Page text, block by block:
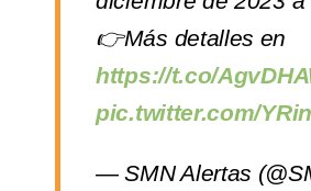
👉Más detalles en
https://t.co/
pic.twitter.com/
— SMN Alertas